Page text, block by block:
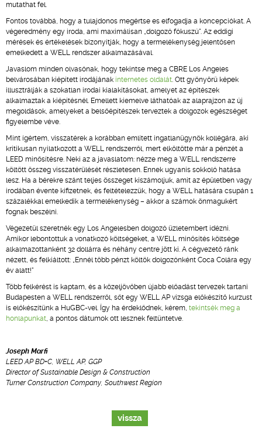
mutathat fel.
Fontos továbbá, hogy a tulajdonos megértse es elfogadja a koncepciókat. A
végeredmény egy iroda, ami maximálisan „dolgozó fókuszú". Az eddigi
mérések és értékelések bizonyítják, hogy a termelékenység jelentősen
emelkedett a WELL rendszer alkalmazásával.
Javaslom minden olvasónak, hogy tekintse meg a CBRE Los Angeles
belvárosában kiépített irodájának internetes oldalát. Ott gyönyörű képek
illusztrálják a szokatlan irodai kialakításokat, amelyet az építészek
alkalmaztak a kiépítésnél. Emellett kiemelve láthatóak az alaprajzon az új
megoldások, amelyeket a belsőépítészek terveztek a dolgozok egészséget
figyelembe véve.
Mint ígértem, visszatérek a korábban említett ingatlanügynök kollégára, aki
kritikusan nyilatkozott a WELL rendszerről, mert elköltötte már a pénzét a
LEED minősítésre. Neki az a javaslatom: nézze meg a WELL rendszerre
költött összeg visszatérülését részletesen. Ennek ugyanis sokkoló hatása
lesz. Ha a bérekre szánt teljes összeget kiszámoljuk, amit az épületben vagy
irodában évente kifizetnek, és feltételezzük, hogy a WELL hatására csupán 1
százalékkal emelkedik a termelékenység – akkor a számok önmagukért
fognak beszélni.
Végezetül szeretnék egy Los Angelesben dolgozó üzletembert idézni.
Amikor lebontottuk a vonatkozó költségeket, a WELL minősítés költsége
alkalmazottanként 32 dollárra és néhány centre jött ki. A cégvezető ránk
nézett, és felkiáltott: „Ennél több pénzt költök dolgozónként Coca Colára egy
év alatt!"
Több felkérést is kaptam, és a közeljövőben újabb előadást tervezek tartani
Budapesten a WELL rendszerről, sőt egy WELL AP vizsga előkészítő kurzust
is előkészítünk a HuGBC-vel. Így ha érdeklődnek, kérem, tekintsék meg a
honlapunkat, a pontos dátumok ott lesznek feltüntetve.
Joseph Marfi
LEED AP BD+C, WELL AP, GGP
Director of Sustainable Design & Construction
Turner Construction Company, Southwest Region
vissza